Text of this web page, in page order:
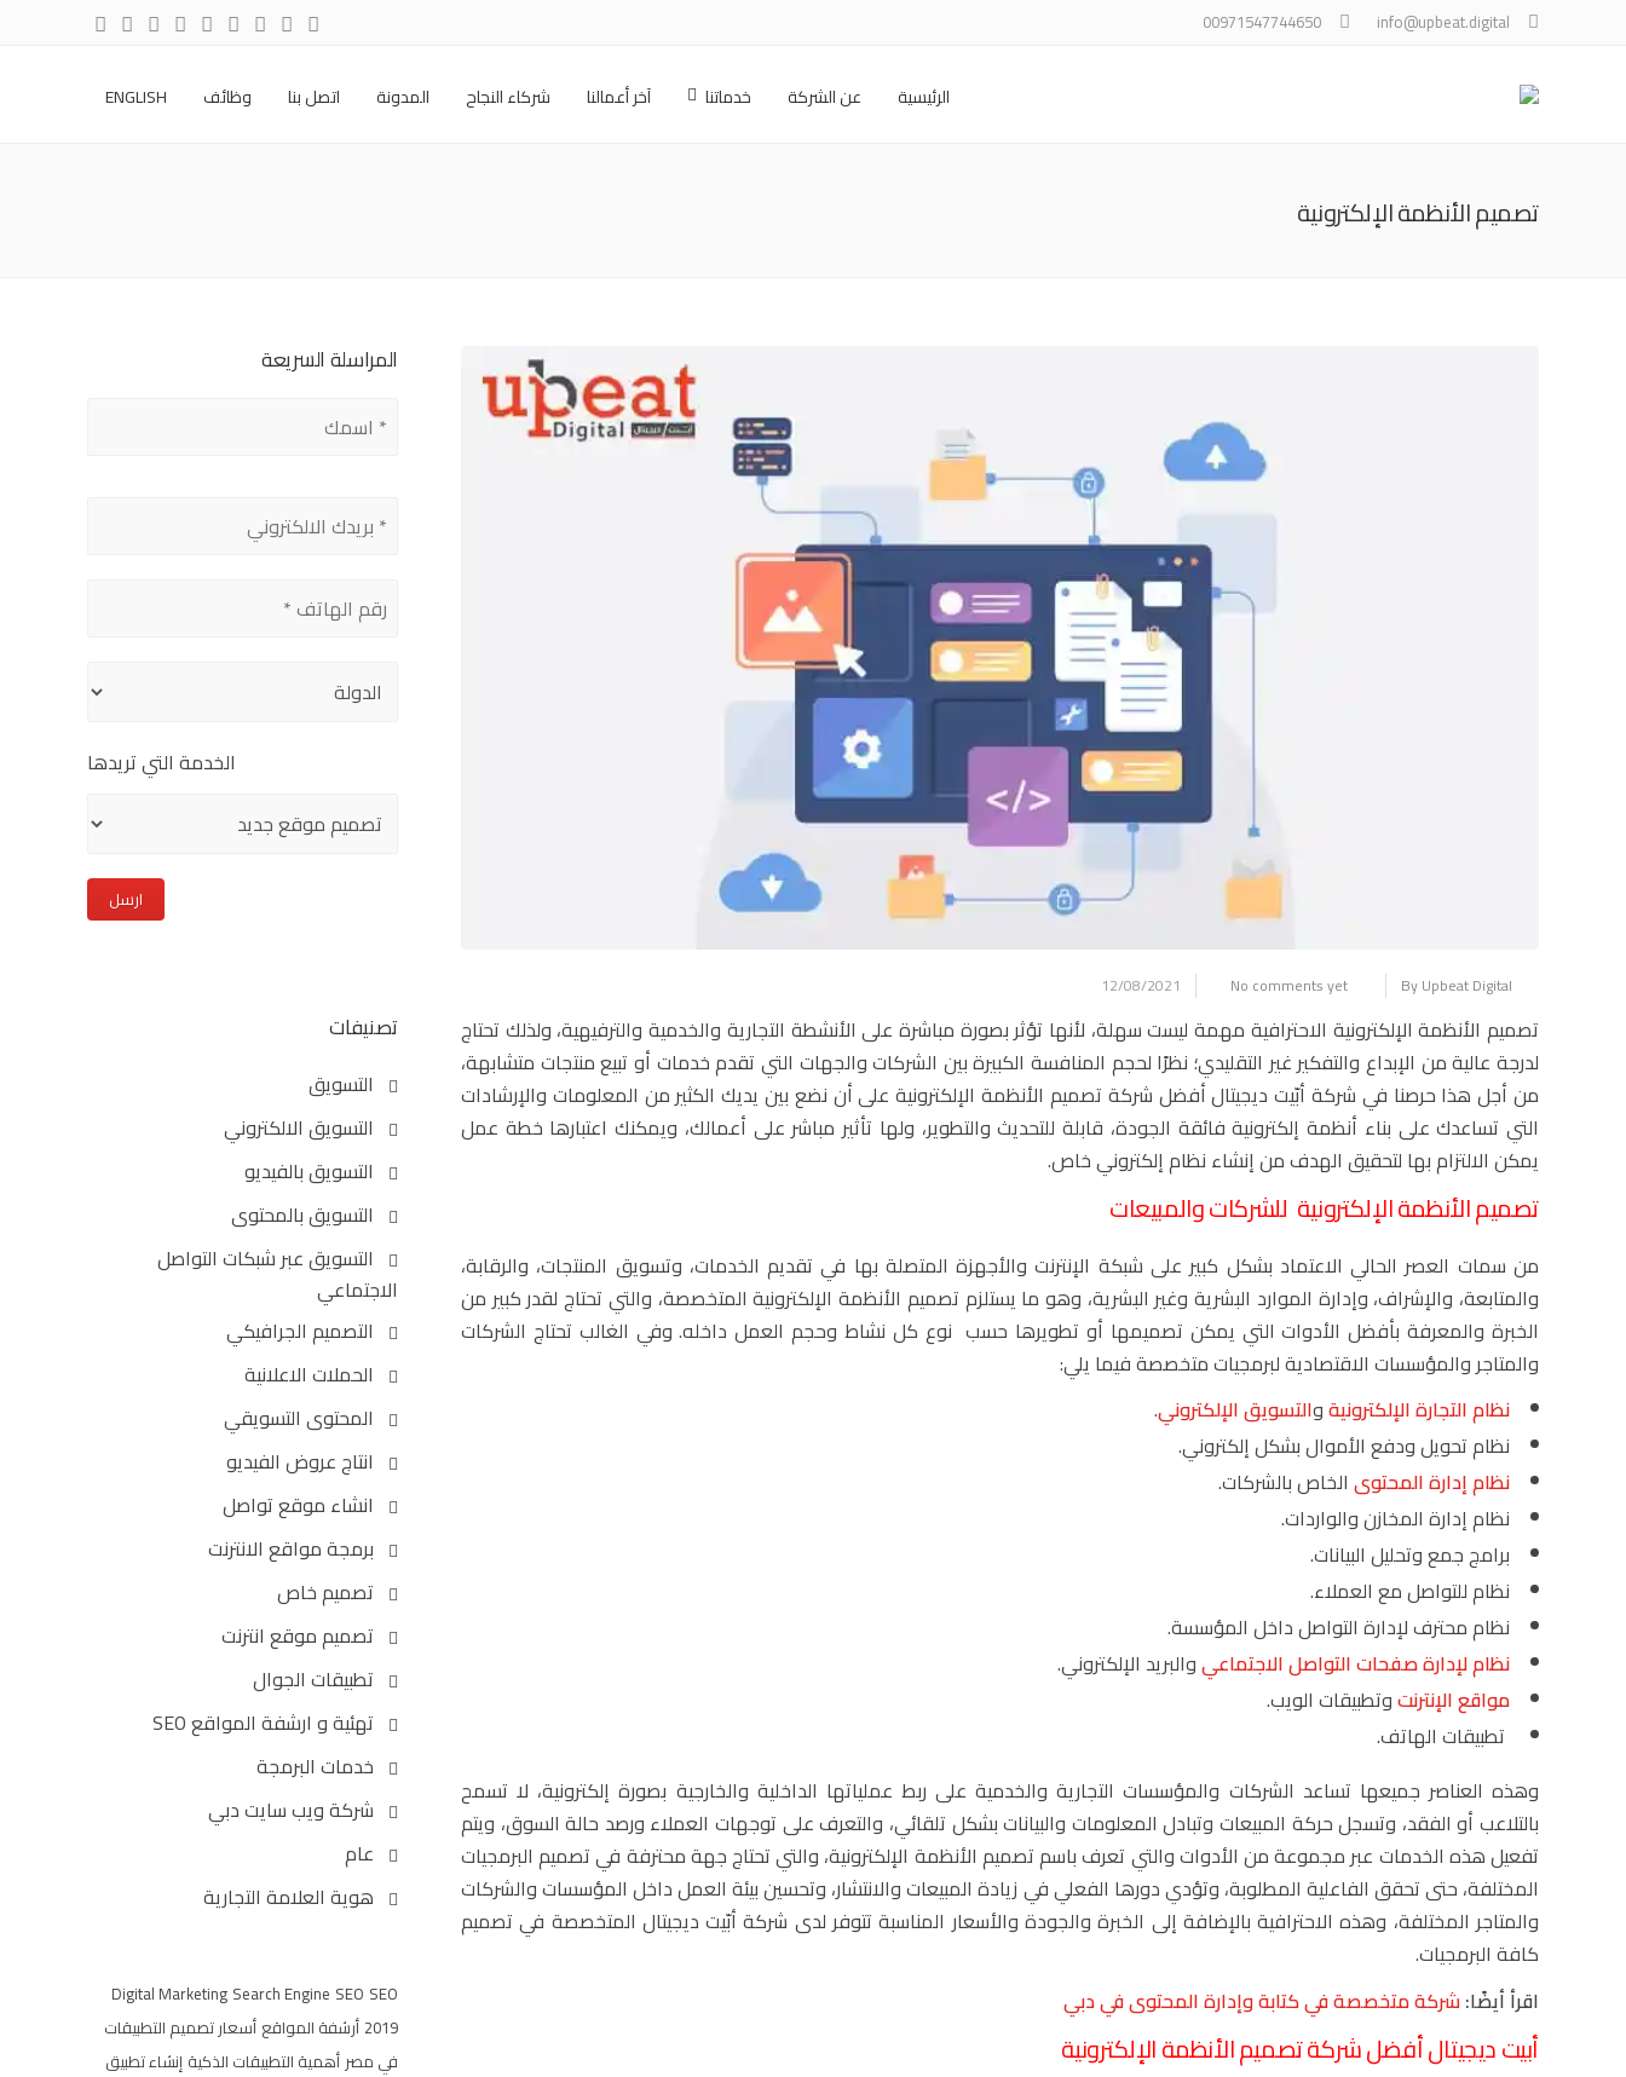
info@upbeat.digital
00971547744650
الرئيسية عن الشركة خدماتنا آخر أعمالنا شركاء النجاح المدونة اتصل بنا وظائف ENGLISH
تصميم الأنظمة الإلكترونية
12/08/2021 By Upbeat Digital
No comments yet
تصميم الأنظمة الإلكترونية الاحترافية مهمة ليست سهلة، لأنها تؤثر بصورة مباشرة على الأنشطة التجارية والخدمية والترفيهية، ولذلك تحتاج
لدرجة عالية من الإبداع والتفكير غير التقليدي؛ نظرًا لحجم المنافسة الكبيرة بين الشركات والجهات التي تقدم خدمات أو تبيع منتجات متشابهة،
من أجل هذا حرصنا في شركة أبّيت ديجيتال أفضل شركة تصميم الأنظمة الإلكترونية على أن نضع بين يديك الكثير من المعلومات والإرشادات
التي تساعدك على بناء أنظمة إلكترونية فائقة الجودة، قابلة للتحديث والتطوير، ولها تأثير مباشر على أعمالك، ويمكنك اعتبارها خطة عمل
يمكن الالتزام بها لتحقيق الهدف من إنشاء نظام إلكتروني خاص.
تصميم الأنظمة الإلكترونية للشركات والمبيعات
من سمات العصر الحالي الاعتماد بشكل كبير على شبكة الإنترنت والأجهزة المتصلة بها في تقديم الخدمات، وتسويق المنتجات، والرقابة،
والمتابعة، والإشراف، وإدارة الموارد البشرية وغير البشرية، وهو ما يستلزم تصميم الأنظمة الإلكترونية المتخصصة، والتي تحتاج لقدر كبير من
الخبرة والمعرفة بأفضل الأدوات التي يمكن تصميمها أو تطويرها حسب نوع كل نشاط وحجم العمل داخله. وفي الغالب تحتاج الشركات
والمتاجر والمؤسسات الاقتصادية لبرمجيات متخصصة فيما يلي:
نظام التجارة الإلكترونيةوالتسويق الإلكتروني.
نظام تحويل ودفع الأموال بشكل إلكتروني.
نظام إدارة المحتوى الخاص بالشركات.
نظام إدارة المخازن والواردات.
برامج جمع وتحليل البيانات.
نظام للتواصل مع العملاء.
نظام محترف لإدارة التواصل داخل المؤسسة.
نظام لإدارة صفحات التواصل الاجتماعيوالبريد الإلكتروني.
مواقع الإنترنتوتطبيقات الويب.
تطبيقات الهاتف.
وهذه العناصر جميعها تساعد الشركات والمؤسسات التجارية والخدمية على ربط عملياتها الداخلية والخارجية بصورة إلكترونية، لا تسمح
بالتلاعب أو الفقد، وتسجل حركة المبيعات وتبادل المعلومات والبيانات بشكل تلقائي، والتعرف على توجهات العملاء ورصد حالة السوق، ويتم
تفعيل هذه الخدمات عبر مجموعة من الأدوات والتي تعرف باسم تصميم الأنظمة الإلكترونية، والتي تحتاج جهة محترفة في تصميم البرمجيات
المختلفة، حتى تحقق الفاعلية المطلوبة، وتؤدي دورها الفعلي في زيادة المبيعات والانتشار، وتحسين بيئة العمل داخل المؤسسات والشركات
والمتاجر المختلفة، وهذه الاحترافية بالإضافة إلى الخبرة والجودة والأسعار المناسبة تتوفر لدى شركة أبّيت ديجيتال المتخصصة في تصميم
كافة البرمجيات.
اقرأ أيضًا:شركة متخصصة في كتابة وإدارة المحتوى في دبي
أبيت ديجيتال أفضل شركة تصميم الأنظمة الإلكترونية
المراسلة السريعة
الخدمة التي تريدها
تصنيفات
التسويق
التسويق الالكتروني
التسويق بالفيديو
التسويق بالمحتوى
التسويق عبر شبكات التواصل
الاجتماعي
التصميم الجرافيكي
الحملات الاعلانية
المحتوى التسويقي
انتاج عروض الفيديو
انشاء موقع تواصل
برمجة مواقع الانترنت
تصميم خاص
تصميم موقع انترنت
تطبيقات الجوال
تهئية و ارشفة المواقع SEO
خدمات البرمجة
شركة ويب سايت دبي
عام
هوية العلامة التجارية
Digital Marketing Search Engine SEO SEO
2019 أرشفة المواقع أسعار تصميم التطبيقات
في مصر أهمية التطبيقات الذكية إنشاء تطبيق